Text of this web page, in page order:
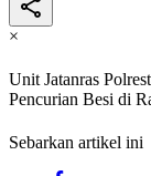
×
Unit Jatanras
Pencurian Besi di
Sebarkan artikel ini